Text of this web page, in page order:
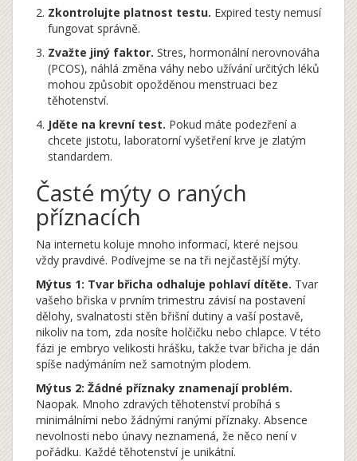
Zkontrolujte platnost testu. Expired testy nemusí
fungovat správně.
Zvažte jiný faktor. Stres, hormonální nerovnováha
(PCOS), náhlá změna váhy nebo užívání určitých léků
mohou způsobit opožděnou menstruaci bez
těhotenství.
Jděte na krevní test. Pokud máte podezření a
chcete jistotu, laboratorní vyšetření krve je zlatým
standardem.
Časté mýty o raných
příznacích
Na internetu koluje mnoho informací, které nejsou
vždy pravdivé. Podívejme se na tři nejčastější mýty.
Mýtus 1: Tvar břicha odhaluje pohlaví dítěte. Tvar
vašeho břiska v prvním trimestru závisí na postavení
dělohy, svalnatosti stěn břišní dutiny a vaší postavě,
nikoliv na tom, zda nosíte holčičku nebo chlapce. V této
fázi je embryo velikosti hrášku, takže tvar břicha je dán
spíše nadýmáním než samotným plodem.
Mýtus 2: Žádné příznaky znamenají problém.
Naopak. Mnoho zdravých těhotenství probíhá s
minimálními nebo žádnými ranými příznaky. Absence
nevolnosti nebo únavy neznamená, že něco není v
pořádku. Každé těhotenství je unikátní.